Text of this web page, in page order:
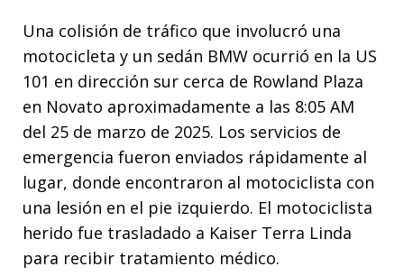
Una colisión de tráfico que involucró una
motocicleta y un sedán BMW ocurrió en la US
101 en dirección sur cerca de Rowland Plaza
en Novato aproximadamente a las 8:05 AM
del 25 de marzo de 2025. Los servicios de
emergencia fueron enviados rápidamente al
lugar, donde encontraron al motociclista con
una lesión en el pie izquierdo. El motociclista
herido fue trasladado a Kaiser Terra Linda
para recibir tratamiento médico.